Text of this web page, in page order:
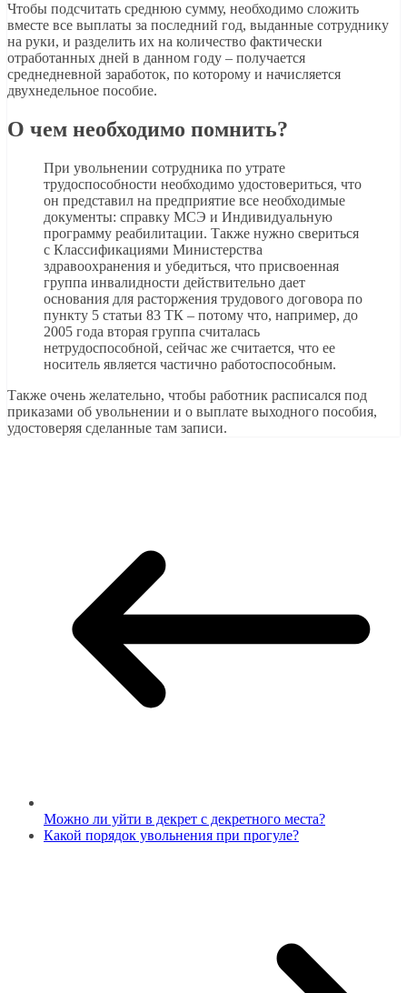
Чтобы подсчитать среднюю сумму, необходимо сложить
вместе все выплаты за последний год, выданные сотруднику
на руки, и разделить их на количество фактически
отработанных дней в данном году – получается
среднедневной заработок, по которому и начисляется
двухнедельное пособие.
О чем необходимо помнить?
При увольнении сотрудника по утрате
трудоспособности необходимо удостовериться, что
он представил на предприятие все необходимые
документы: справку МСЭ и Индивидуальную
программу реабилитации. Также нужно свериться
с Классификациями Министерства
здравоохранения и убедиться, что присвоенная
группа инвалидности действительно дает
основания для расторжения трудового договора по
пункту 5 статьи 83 ТК – потому что, например, до
2005 года вторая группа считалась
нетрудоспособной, сейчас же считается, что ее
носитель является частично работоспособным.
Также очень желательно, чтобы работник расписался под
приказами об увольнении и о выплате выходного пособия,
удостоверяя сделанные там записи.
Можно ли уйти в декрет с декретного места?
Какой порядок увольнения при прогуле?